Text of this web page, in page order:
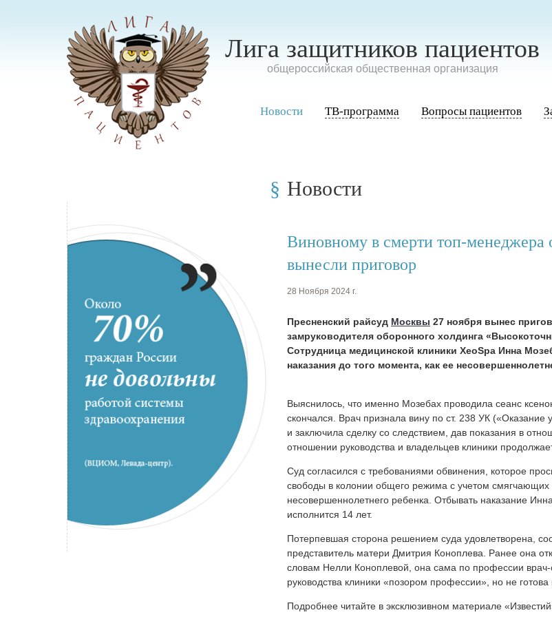
Лига защитников пациентов
oбщероссийская общественная организация
Новости ТВ-программа Вопросы пациентов
Новости
Виновному в смерти топ-менеджера
вынесли приговор
28 Ноября 2024 г.
Пресненский райсуд Москвы 27 ноября вынес
замруководителя оборонного холдинга
Сотрудница медицинской клиники XeoSpa Инна
наказания до того момента, как ее
Выяснилось, что именно Мозебах проводила сеанс
скончался. Врач признала вину по ст. 238 УК
и заключила сделку со следствием, дав показания в
отношении руководства и владельцев клиники
Суд согласился с требованиями обвинения, которое
свободы в колонии общего режима с учетом смягчающих
несовершеннолетнего ребенка. Отбывать наказание
исполнится 14 лет.
Потерпевшая сторона решением суда удовлетворена,
представитель матери Дмитрия Коноплева. Ранее она
словам Нелли Коноплевой, она сама по профессии врач-
руководства клиники «позором профессии», но не готова
Подробнее читайте в эксклюзивном материале